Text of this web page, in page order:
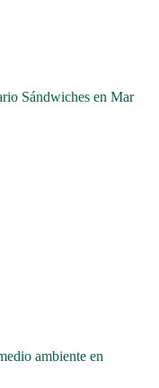
Sándwiches en Mar
ambiente en